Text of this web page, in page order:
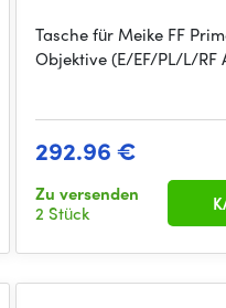
Tasche für Meike FF
Objektive (E/EF/PL/L/RF
292.96 €
Zu versenden
2 Stück